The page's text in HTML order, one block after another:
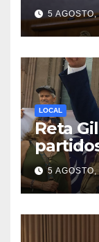
5
LOCAL
Reta
5